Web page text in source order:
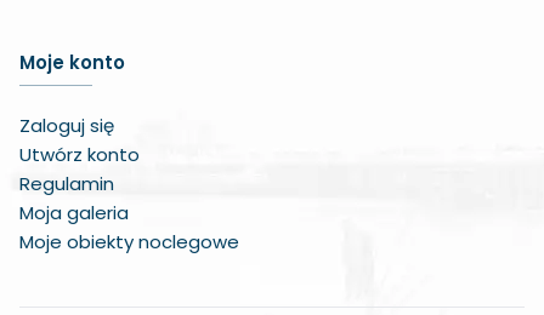
Moje konto
Zaloguj się
Utwórz konto
Regulamin
Moja galeria
Moje obiekty noclegoweNegatywne kolory